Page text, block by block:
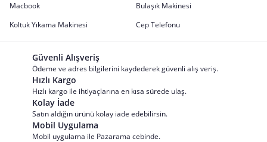
Macbook
Bulaşık Makinesi
Koltuk Yıkama Makinesi
Cep Telefonu
Güvenli Alışveriş
Ödeme ve adres bilgilerini kaydederek güvenli alış veriş.
Hızlı Kargo
Hızlı kargo ile ihtiyaçlarına en kısa sürede ulaş.
Kolay İade
Satın aldığın ürünü kolay iade edebilirsin.
Mobil Uygulama
Mobil uygulama ile Pazarama cebinde.